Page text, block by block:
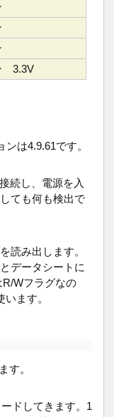
3.3V
は4.9.61です。
続し、電源を入
ても何も検出で
読み出します。
データシートに
Wフラグなの
ます。
す。
ドしてきます。1